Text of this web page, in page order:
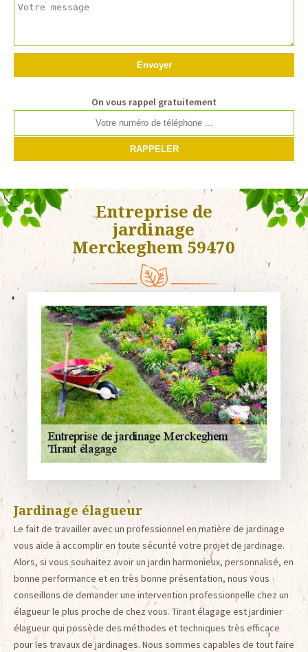
On vous rappel gratuitement
Entreprise de
jardinage
Merckeghem 59470
Jardinage élagueur
Le fait de travailler avec un professionnel en matière de jardinage
vous aide à accomplir en toute sécurité votre projet de jardinage.
Alors, si vous souhaitez avoir un jardin harmonieux, personnalisé, en
bonne performance et en très bonne présentation, nous vous
conseillons de demander une intervention professionnelle chez un
élagueur le plus proche de chez vous. Tirant élagage est jardinier
élagueur qui possède des méthodes et techniques très efficace
pour les travaux de jardinages. Nous sommes capables de tout faire